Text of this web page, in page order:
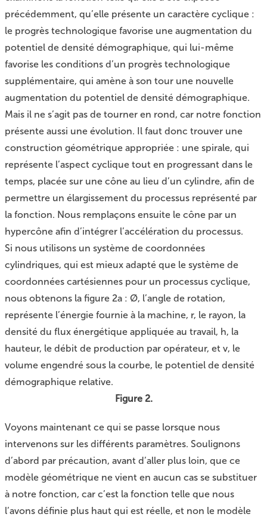
précédemment, qu’elle présente un caractère cyclique :
le progrès technologique favorise une augmentation du
potentiel de densité démographique, qui lui-même
favorise les conditions d’un progrès technologique
supplémentaire, qui amène à son tour une nouvelle
augmentation du potentiel de densité démographique.
Mais il ne s’agit pas de tourner en rond, car notre fonction
présente aussi une évolution. Il faut donc trouver une
construction géométrique appropriée : une spirale, qui
représente l’aspect cyclique tout en progressant dans le
temps, placée sur une cône au lieu d’un cylindre, afin de
permettre un élargissement du processus représenté par
la fonction. Nous remplaçons ensuite le cône par un
hypercône afin d’intégrer l’accélération du processus.
Si nous utilisons un système de coordonnées
cylindriques, qui est mieux adapté que le système de
coordonnées cartésiennes pour un processus cyclique,
nous obtenons la figure 2a : Ø, l’angle de rotation,
représente l’énergie fournie à la machine, r, le rayon, la
densité du flux énergétique appliquée au travail, h, la
hauteur, le débit de production par opérateur, et v, le
volume engendré sous la courbe, le potentiel de densité
démographique relative.
Figure 2.
Voyons maintenant ce qui se passe lorsque nous
intervenons sur les différents paramètres. Soulignons
d’abord par précaution, avant d’aller plus loin, que ce
modèle géométrique ne vient en aucun cas se substituer
à notre fonction, car c’est la fonction telle que nous
l’avons définie plus haut qui est réelle, et non le modèle